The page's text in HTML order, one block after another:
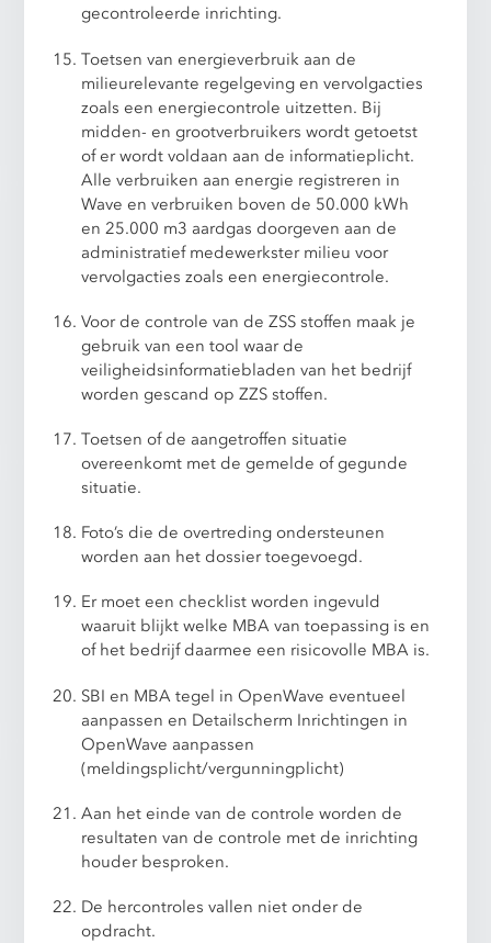
gecontroleerde inrichting.
Toetsen van energieverbruik aan de
milieurelevante regelgeving en vervolgacties
zoals een energiecontrole uitzetten. Bij
midden- en grootverbruikers wordt getoetst
of er wordt voldaan aan de informatieplicht.
Alle verbruiken aan energie registreren in
Wave en verbruiken boven de 50.000 kWh
en 25.000 m3 aardgas doorgeven aan de
administratief medewerkster milieu voor
vervolgacties zoals een energiecontrole.
Voor de controle van de ZSS stoffen maak je
gebruik van een tool waar de
veiligheidsinformatiebladen van het bedrijf
worden gescand op ZZS stoffen.
Toetsen of de aangetroffen situatie
overeenkomt met de gemelde of gegunde
situatie.
Foto’s die de overtreding ondersteunen
worden aan het dossier toegevoegd.
Er moet een checklist worden ingevuld
waaruit blijkt welke MBA van toepassing is en
of het bedrijf daarmee een risicovolle MBA is.
SBI en MBA tegel in OpenWave eventueel
aanpassen en Detailscherm Inrichtingen in
OpenWave aanpassen
(meldingsplicht/vergunningplicht)
Aan het einde van de controle worden de
resultaten van de controle met de inrichting
houder besproken.
De hercontroles vallen niet onder de
opdracht.